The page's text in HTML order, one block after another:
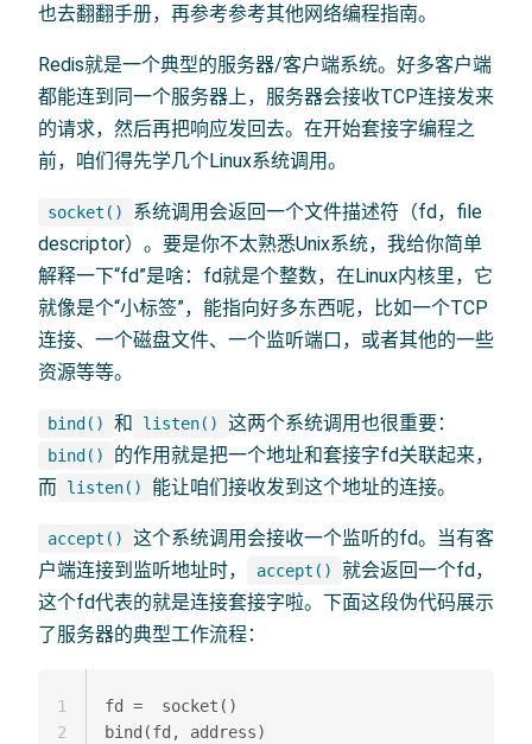
也去翻翻手册，再参考参考其他网络编程指南。
Redis就是一个典型的服务器/客户端系统。好多客户端
都能连到同一个服务器上，服务器会接收TCP连接发来
的请求，然后再把响应发回去。在开始套接字编程之
前，咱们得先学几个Linux系统调用。
socket()
系统调用会返回一个文件描述符（fd，file
descriptor）。要是你不太熟悉Unix系统，我给你简单
解释一下“fd”是啥：fd就是个整数，在Linux内核里，它
就像是个“小标签”，能指向好多东西呢，比如一个TCP
连接、一个磁盘文件、一个监听端口，或者其他的一些
资源等等。
bind() 和 listen() 这两个系统调用也很重要：
bind()
的作用就是把一个地址和套接字fd关联起来，
而 listen() 能让咱们接收发到这个地址的连接。
accept()
这个系统调用会接收一个监听的fd。当有客
户端连接到监听地址时，
accept()
就会返回一个fd，
这个fd代表的就是连接套接字啦。下面这段伪代码展示
了服务器的典型工作流程：
fd =  socket()
bind(fd, address)
1
2